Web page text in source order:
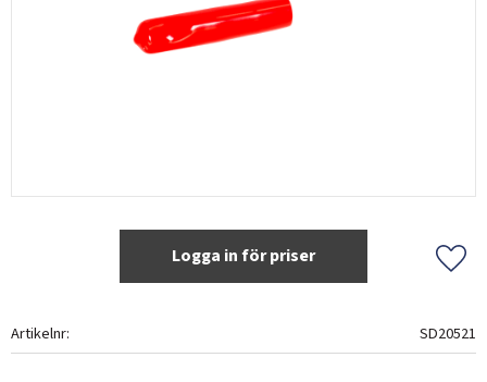
Logga in för priser
Artikelnr SD20521